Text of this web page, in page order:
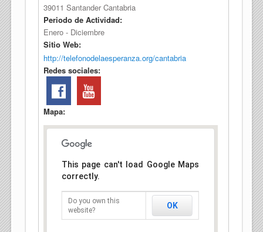
39011 Santander Cantabria
Periodo de Actividad:
Enero - Diciembre
Sitio Web:
http://telefonodelaesperanza.org/cantabria
Redes sociales:
Mapa:
This page can't load Google Maps
correctly.
Do you own this
website?
OK